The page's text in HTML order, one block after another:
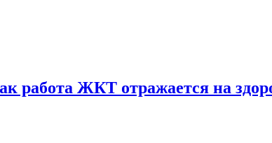
работа ЖКТ отражается на